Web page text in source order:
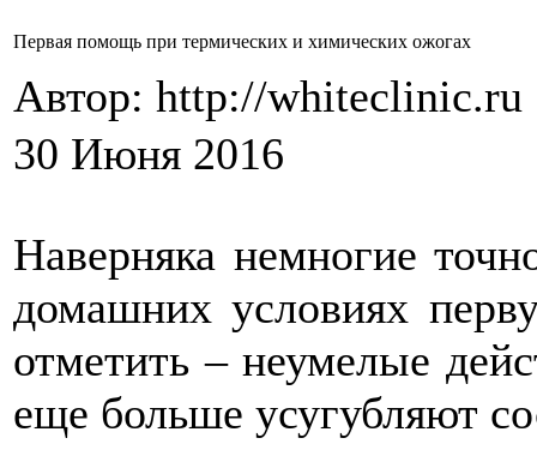
Первая помощь при термических и химических ожогах
Автор: http://whiteclinic.ru
30 Июня 2016
Наверняка немногие
домашних условиях
отметить – неумелые
еще больше усугубляют